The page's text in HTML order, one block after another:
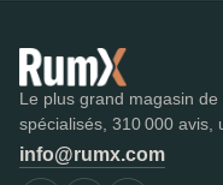
Le plus grand magasin
spécialisés, 310 000 avis,
info@rumx.com